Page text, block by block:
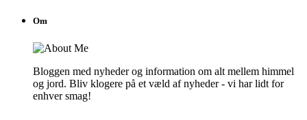
Om
Bloggen med nyheder og information om alt mellem himmel
og jord. Bliv klogere på et væld af nyheder - vi har lidt for
enhver smag!